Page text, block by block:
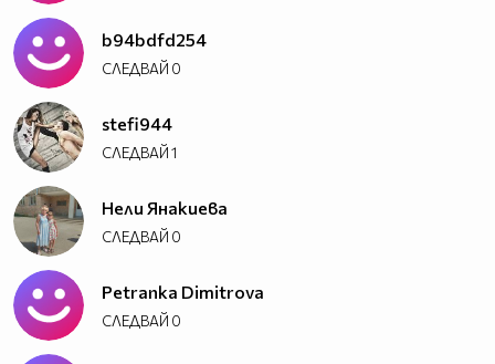
b94bdfd254
СЛЕДВАЙ 0
stefi944
СЛЕДВАЙ1
Нели Янакиева
СЛЕДВАЙ 0
Petranka Dimitrova
СЛЕДВАЙ 0